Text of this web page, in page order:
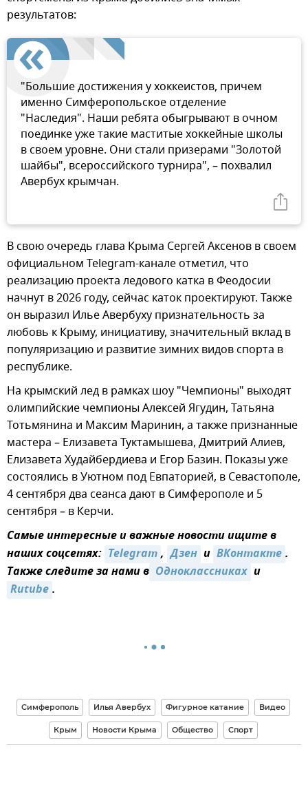
результатов:
"Большие достижения у хоккеистов, причем
именно Симферопольское отделение
"Наследия". Наши ребята обыгрывают в очном
поединке уже такие маститые хоккейные школы
в своем уровне. Они стали призерами "Золотой
шайбы", всероссийского турнира", – похвалил
Авербух крымчан.
В свою очередь глава Крыма Сергей Аксенов в своем
официальном Telegram-канале отметил, что
реализацию проекта ледового катка в Феодосии
начнут в 2026 году, сейчас каток проектируют. Также
он выразил Илье Авербуху признательность за
любовь к Крыму, инициативу, значительный вклад в
популяризацию и развитие зимних видов спорта в
республике.
На крымский лед в рамках шоу "Чемпионы" выходят
олимпийские чемпионы Алексей Ягудин, Татьяна
Тотьмянина и Максим Маринин, а также признанные
мастера – Елизавета Туктамышева, Дмитрий Алиев,
Елизавета Худайбердиева и Егор Базин. Показы уже
состоялись в Уютном под Евпаторией, в Севастополе,
4 сентября два сеанса дают в Симферополе и 5
сентября – в Керчи.
Самые интересные и важные новости ищите в
наших соцсетях: Telegram, Дзен и ВКонтакте.
Также следите за нами в Одноклассниках и
Rutube.
Симферополь Илья Авербух Фигурное катание Видео
Крым Новости Крыма Общество Спорт